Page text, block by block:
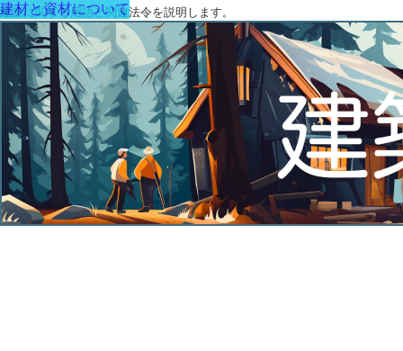
建築に関する用語と関連法令を説明します。
建材と資材について